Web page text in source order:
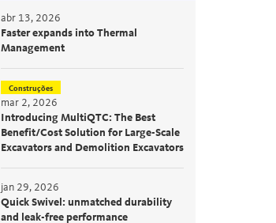
abr 13, 2026
Faster expands into Thermal
Management
Construções
mar 2, 2026
Introducing MultiQTC: The Best
Benefit/Cost Solution for Large-Scale
Excavators and Demolition Excavators
jan 29, 2026
Quick Swivel: unmatched durability
and leak-free performance